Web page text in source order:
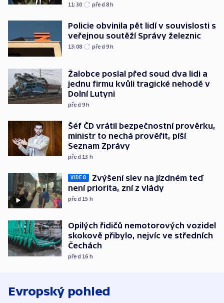
11:30 před 8h
Policie obvinila pět lidí v souvislosti s
veřejnou soutěží Správy železnic
13:08 před 9h
Žalobce poslal před soud dva lidi a
jednu firmu kvůli tragické nehodě v
Dolní Lutyni
před 9h
Šéf ČD vrátil bezpečnostní prověrku,
ministr to nechá prověřit, píší
Seznam Zprávy
před 13 h
VIDEO
Zvýšení slev na jízdném teď
není priorita, zní z vlády
před 15 h
Opilých řidičů nemotorových vozidel
skokově přibylo, nejvíc ve středních
Čechách
před 16 h
Evropský pohled